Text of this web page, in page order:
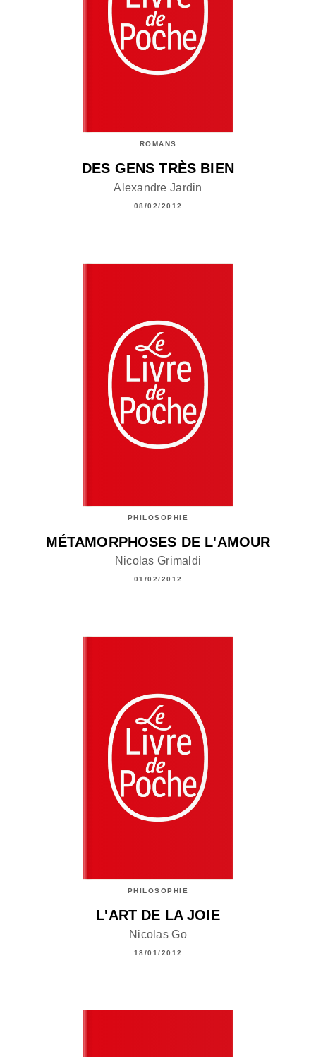
ROMANS
DES GENS TRÈS BIEN
Alexandre Jardin
08/02/2012
PHILOSOPHIE
MÉTAMORPHOSES DE L'AMOUR
Nicolas Grimaldi
01/02/2012
PHILOSOPHIE
L'ART DE LA JOIE
Nicolas Go
18/01/2012